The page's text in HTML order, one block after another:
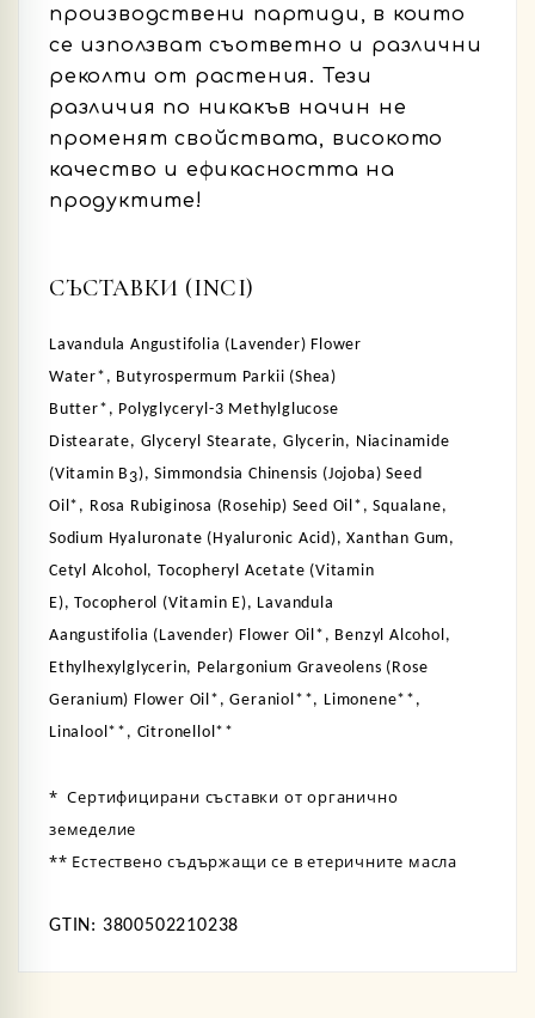
производствени партиди, в които
се използват съответно и различни
реколти от растения. Тези
различия по никакъв начин не
променят свойствата, високото
качество и ефикасността на
продуктите!
СЪСТАВКИ (INCI)
Lavandula Angustifolia (Lavender) Flower
Water*, Butyrospermum Parkii (Shea)
Butter*, Polyglyceryl-3 Methylglucose
Distearate, Glyceryl Stearate, Glycerin, Niacinamide
(Vitamin В 3), Simmondsia Chinensis (Jojoba) Seed
Oil*, Rosa Rubiginosa (Rosehip) Seed Oil*, Squalane,
Sodium Hyaluronate (Hyaluronic Acid), Xanthan Gum,
Cetyl Alcohol, Tocopheryl Acetate (Vitamin
E), Tocopherol (Vitamin E), Lavandula
Aangustifolia (Lavender) Flower Oil*, Benzyl Alcohol,
Ethylhexylglycerin, Pelargonium Graveolens (Rose
Geranium) Flower Oil*, Geraniol**, Limonene**,
Linalool**, Citronellol**
* Сертифицирани съставки от органично
земеделие
** Естествено съдържащи се в етеричните масла
GTIN: 3800502210238